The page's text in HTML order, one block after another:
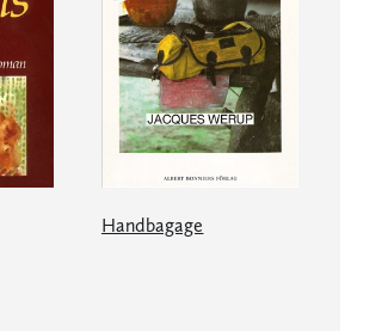
Handbagage